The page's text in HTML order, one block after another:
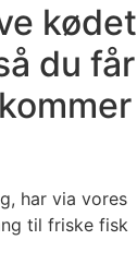
kødet
du får
har via vores
til friske fisk